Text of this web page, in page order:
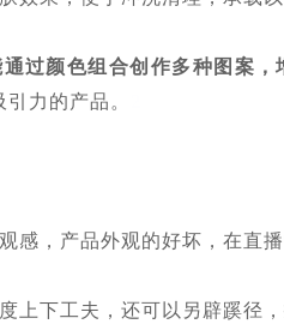
通过颜色组合创作多种图案，
力的产品。
感，产品外观的好坏，在直
上下工夫，还可以另辟蹊径，